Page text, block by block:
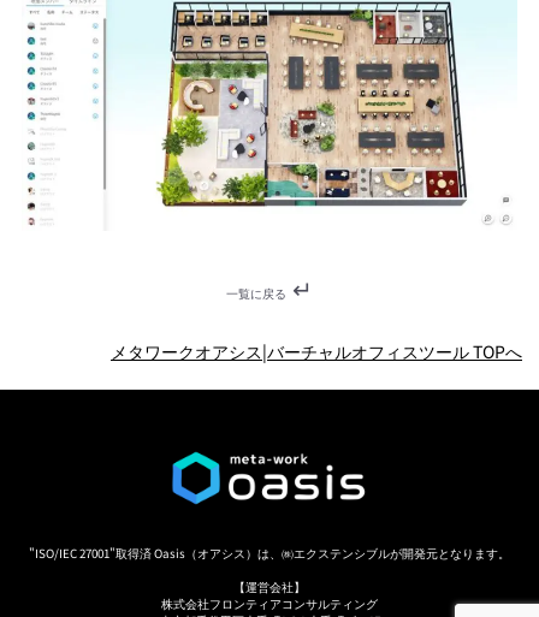
一覧に戻る ↵
"ISO/IEC 27001"取得済Oasis（オアシス）は、㈱エクステンシブルが開発元となります。
【運営会社】
株式会社フロンティアコンサルティング
メタワークオアシス|バーチャルオフィスツール TOPへ